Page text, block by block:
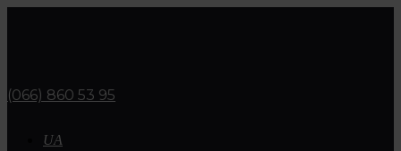
(066) 860 53 95
UA